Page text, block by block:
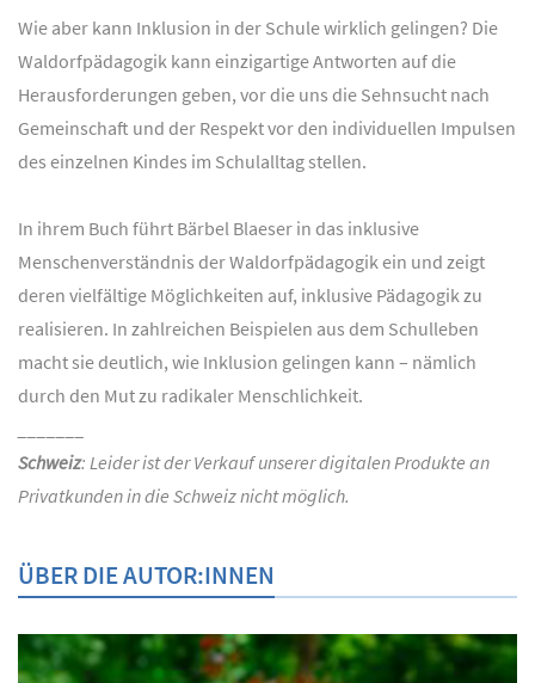
Wie aber kann Inklusion in der Schule wirklich gelingen? Die
Waldorfpädagogik kann einzigartige Antworten auf die
Herausforderungen geben, vor die uns die Sehnsucht nach
Gemeinschaft und der Respekt vor den individuellen Impulsen
des einzelnen Kindes im Schulalltag stellen.
In ihrem Buch führt Bärbel Blaeser in das inklusive
Menschenverständnis der Waldorfpädagogik ein und zeigt
deren vielfältige Möglichkeiten auf, inklusive Pädagogik zu
realisieren. In zahlreichen Beispielen aus dem Schulleben
macht sie deutlich, wie Inklusion gelingen kann – nämlich
durch den Mut zu radikaler Menschlichkeit.
Schweiz: Leider ist der Verkauf unserer digitalen Produkte an
Privatkunden in die Schweiz nicht möglich.
ÜBER DIE AUTOR:INNEN